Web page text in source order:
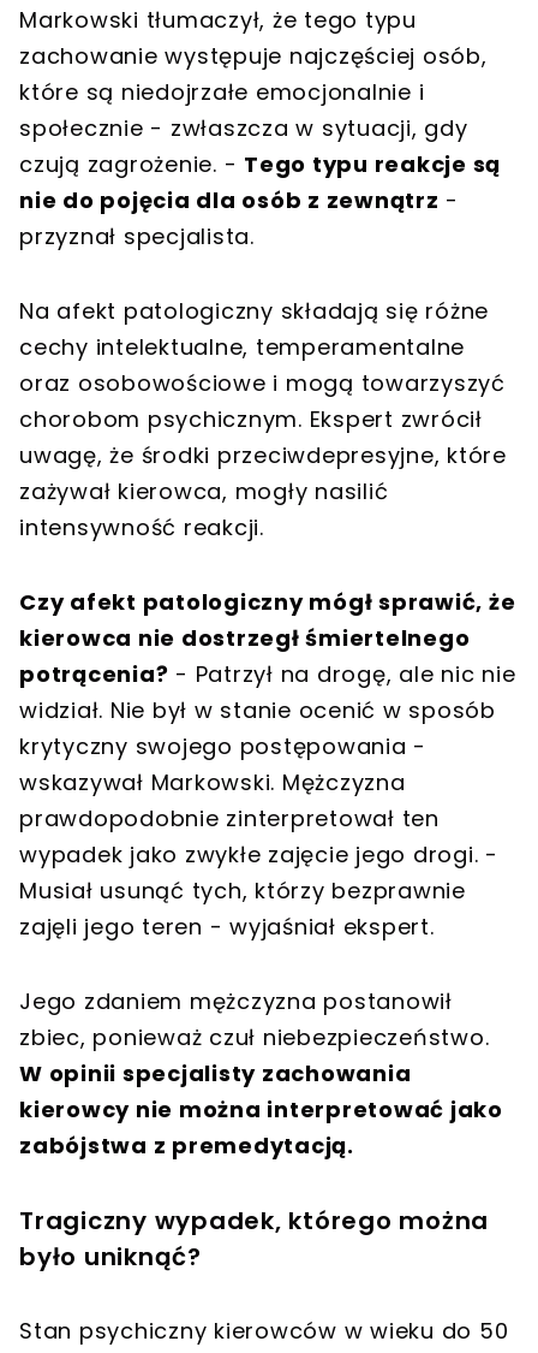
Markowski tłumaczył, że tego typu
zachowanie występuje najczęściej osób,
które są niedojrzałe emocjonalnie i
społecznie - zwłaszcza w sytuacji, gdy
czują zagrożenie. - Tego typu reakcje są
nie do pojęcia dla osób z zewnątrz -
przyznał specjalista.
Na afekt patologiczny składają się różne
cechy intelektualne, temperamentalne
oraz osobowościowe i mogą towarzyszyć
chorobom psychicznym. Ekspert zwrócił
uwagę, że środki przeciwdepresyjne, które
zażywał kierowca, mogły nasilić
intensywność reakcji.
Czy afekt patologiczny mógł sprawić, że
kierowca nie dostrzegł śmiertelnego
potrącenia? - Patrzył na drogę, ale nic nie
widział. Nie był w stanie ocenić w sposób
krytyczny swojego postępowania -
wskazywał Markowski. Mężczyzna
prawdopodobnie zinterpretował ten
wypadek jako zwykłe zajęcie jego drogi. -
Musiał usunąć tych, którzy bezprawnie
zajęli jego teren - wyjaśniał ekspert.
Jego zdaniem mężczyzna postanowił
zbiec, ponieważ czuł niebezpieczeństwo.
W opinii specjalisty zachowania
kierowcy nie można interpretować jako
zabójstwa z premedytacją.
Tragiczny wypadek, którego można
było uniknąć?
Stan psychiczny kierowców w wieku do 50